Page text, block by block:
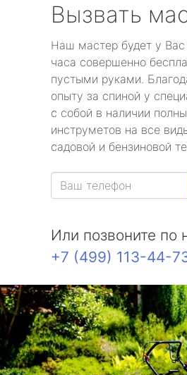
Вызвать
Наш мастер будет у Вас
часа совершенно
пустыми руками.
опыту за спиной у
с собой в наличии
инструметов на все
садовой и бензиновой
Или позвоните по
+7 (499) 113-44-